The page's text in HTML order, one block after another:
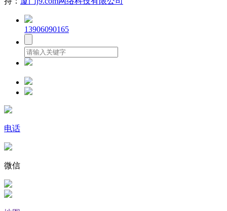
13906090165
电话
微信